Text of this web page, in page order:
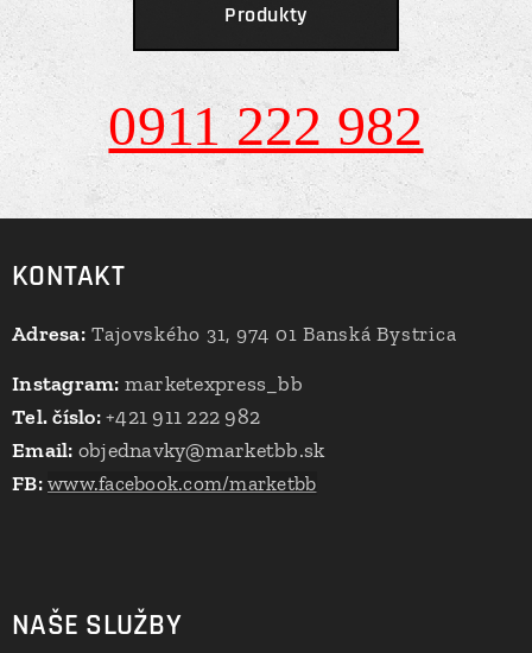
Produkty
0911 222 982
KONTAKT
Adresa:Tajovského 31, 974 01 Banská Bystrica
Instagram: marketexpress_bb
Tel. číslo:+421 911 222 982
Email: objednavky@marketbb.sk
FB: www.facebook.com/marketbb
NAŠE SLUŽBY